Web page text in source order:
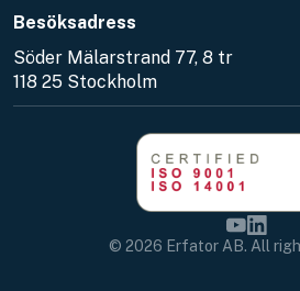
Besöksadress
Söder Mälarstrand 77, 8 tr
118 25 Stockholm
© 2026 Erfator AB. All